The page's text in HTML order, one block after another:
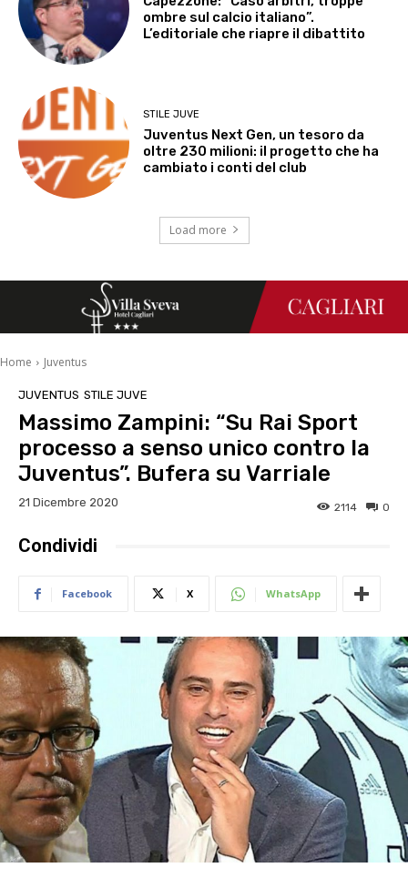
ombre sul calcio italiano”.
L’editoriale che riapre il dibattito
STILE JUVE
Juventus Next Gen, un tesoro da
oltre 230 milioni: il progetto che ha
cambiato i conti del club
Load more